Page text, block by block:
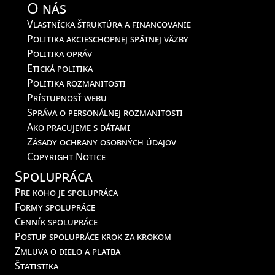
O nás
Vlastnícka štruktúra a financovanie
Politika akcieschopnej spätnej väzby
Politika opráv
Etická politika
Politika rozmanitosti
Prístupnosť webu
Správa o personálnej rozmanitosti
Ako pracujeme s dátami
Zásady ochrany osobných údajov
Copyright Notice
Spolupráca
Pre koho je spolupráca
Formy spolupráce
Cenník spolupráce
Postup spolupráce krok za krokom
Zmluva o dielo a platba
Štatistika